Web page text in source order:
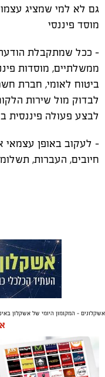
גם לא למי שמציג
מוסד פיננסי
- ככל שמתקבלת
ממשלתיים, מוסדות
ביטוח לאומי, חברת
לבדוק מול שירות
לבצע פעולה פיננסית
- לעקוב באופן עצמאי
חיובים, העברות,
אשקלונים - המקומון היומי של אשקלון